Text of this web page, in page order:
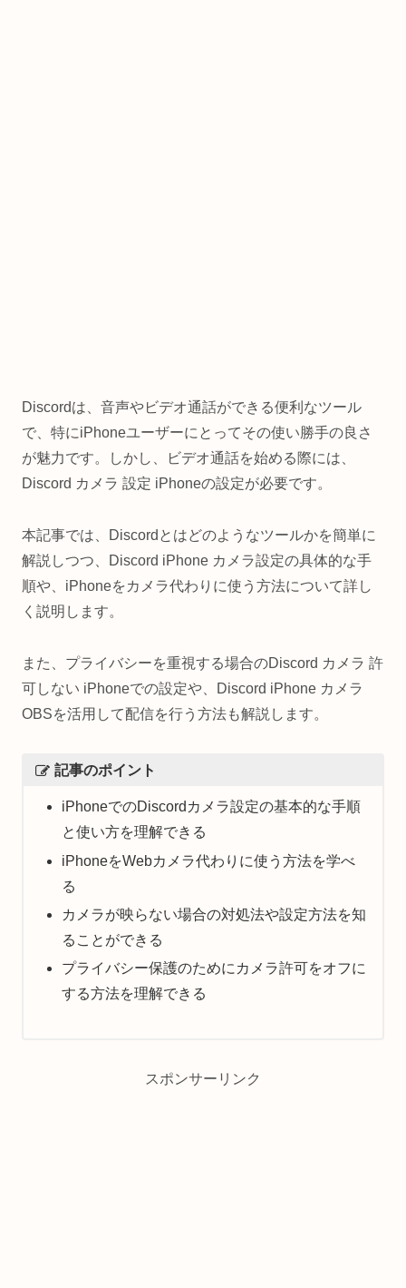
Discordは、音声やビデオ通話ができる便利なツール
で、特にiPhoneユーザーにとってその使い勝手の良さ
が魅力です。しかし、ビデオ通話を始める際には、
Discord カメラ 設定 iPhoneの設定が必要です。
本記事では、Discordとはどのようなツールかを簡単に
解説しつつ、Discord iPhone カメラ設定の具体的な手
順や、iPhoneをカメラ代わりに使う方法について詳し
く説明します。
また、プライバシーを重視する場合のDiscord カメラ 許
可しない iPhoneでの設定や、Discord iPhone カメラ
OBSを活用して配信を行う方法も解説します。
記事のポイント
iPhoneでのDiscordカメラ設定の基本的な手順
と使い方を理解できる
iPhoneをWebカメラ代わりに使う方法を学べ
る
カメラが映らない場合の対処法や設定方法を知
ることができる
プライバシー保護のためにカメラ許可をオフに
する方法を理解できる
スポンサーリンク